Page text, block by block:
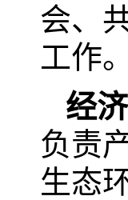
会、
工作
经
负责
生态